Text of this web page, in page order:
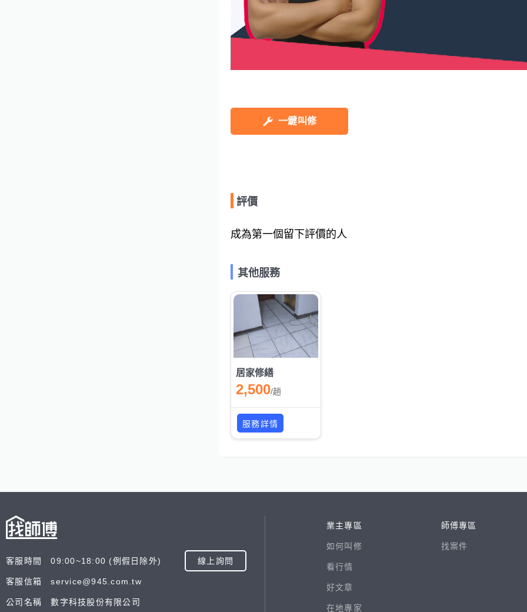
一鍵叫修
評價
成為第一個留下評價的人
其他服務
居家修繕
2,500/趟
服務詳情
客服時間 09:00~18:00 (例假日除外) 線上詢問
客服信箱 service@945.com.tw
公司名稱 數字科技股份有限公司
業主專區
如何叫修
看行情
好文章
在地專家
師傅專區
找案件